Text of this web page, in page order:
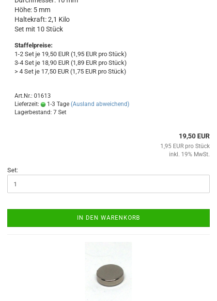
Höhe: 5 mm
Haltekraft: 2,1 Kilo
Set mit 10 Stück
Staffelpreise:
1-2 Set je 19,50 EUR (1,95 EUR pro Stück)
3-4 Set je 18,90 EUR (1,89 EUR pro Stück)
> 4 Set je 17,50 EUR (1,75 EUR pro Stück)
Art.Nr.: 01613
Lieferzeit:
1-3 Tage (Ausland abweichend)
Lagerbestand: 7 Set
19,50 EUR
1,95 EUR pro Stück
inkl. 19% MwSt.
Set:
IN DEN WARENKORB